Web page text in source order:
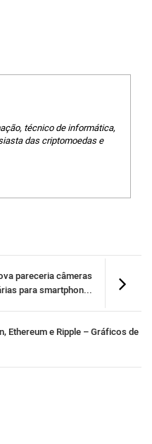
técnico de informática,
das criptomoedas e
pareceria câmeras
para smartphon...
Ethereum e Ripple – Gráficos de